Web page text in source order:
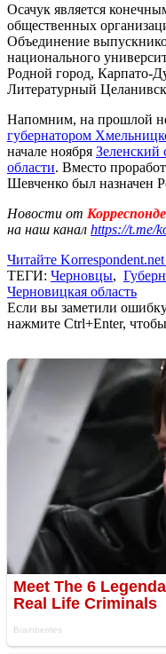
Осачук является
общественных
Объединение
национального
Родной город, Карпато-
Литературный
Напомним, на прошлой
губернатором
начале ноября Зеленский
области. Вместо
Шевченко был назначен
Новости от
на наш канал https://t.me/
Читайте
ТЕГИ: Черновцы,
Черновицкая область
Если вы заметили
нажмите Ctrl+Enter,